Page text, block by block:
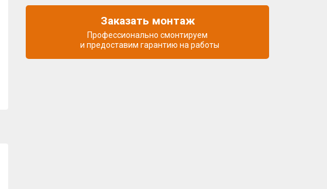
Заказать монтаж
Профессионально смонтируем
и предоставим гарантию на работы